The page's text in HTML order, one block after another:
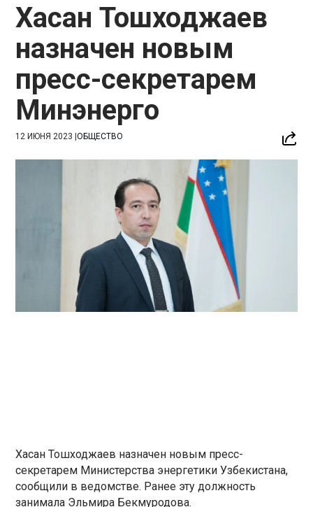
Хасан Тошходжаев
назначен новым
пресс-секретарем
Минэнерго
12 ИЮНЯ 2023 |ОБЩЕСТВО
Хасан Тошходжаев назначен новым пресс-
секретарем Министерства энергетики Узбекистана,
сообщили в ведомстве. Ранее эту должность
занимала Эльмира Бекмуродова.